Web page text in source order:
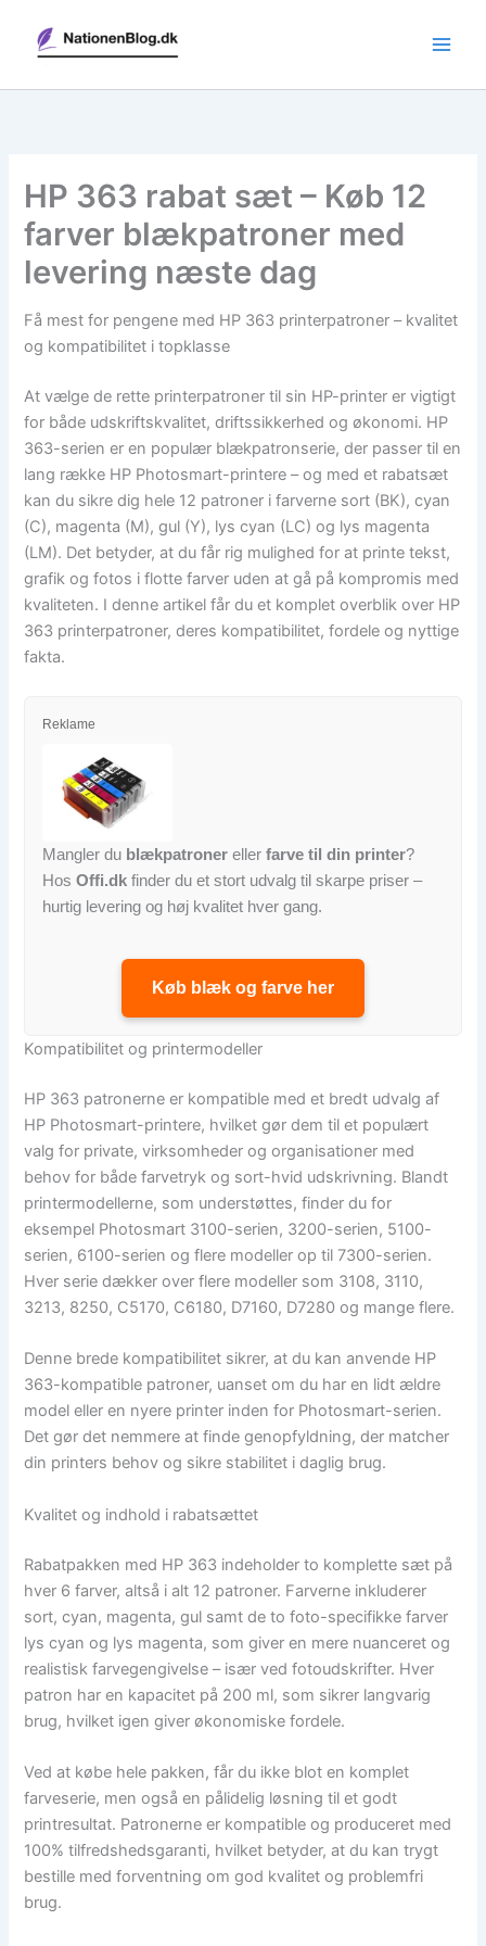
indholdet
HP 363 rabat sæt – Køb 12
farver blækpatroner med
levering næste dag
Få mest for pengene med HP 363 printerpatroner – kvalitet
og kompatibilitet i topklasse
At vælge de rette printerpatroner til sin HP-printer er vigtigt
for både udskriftskvalitet, driftssikkerhed og økonomi. HP
363-serien er en populær blækpatronserie, der passer til en
lang række HP Photosmart-printere – og med et rabatsæt
kan du sikre dig hele 12 patroner i farverne sort (BK), cyan
(C), magenta (M), gul (Y), lys cyan (LC) og lys magenta
(LM). Det betyder, at du får rig mulighed for at printe tekst,
grafik og fotos i flotte farver uden at gå på kompromis med
kvaliteten. I denne artikel får du et komplet overblik over HP
363 printerpatroner, deres kompatibilitet, fordele og nyttige
fakta.
Reklame
Mangler du blækpatroner ellerfarve til din printer?
HosOffi.dk finder du et stort udvalg til skarpe priser –
hurtig levering og høj kvalitet hver gang.
Køb blæk og farve her
Kompatibilitet og printermodeller
HP 363 patronerne er kompatible med et bredt udvalg af
HP Photosmart-printere, hvilket gør dem til et populært
valg for private, virksomheder og organisationer med
behov for både farvetryk og sort-hvid udskrivning. Blandt
printermodellerne, som understøttes, finder du for
eksempel Photosmart 3100-serien, 3200-serien, 5100-
serien, 6100-serien og flere modeller op til 7300-serien.
Hver serie dækker over flere modeller som 3108, 3110,
3213, 8250, C5170, C6180, D7160, D7280 og mange flere.
Denne brede kompatibilitet sikrer, at du kan anvende HP
363-kompatible patroner, uanset om du har en lidt ældre
model eller en nyere printer inden for Photosmart-serien.
Det gør det nemmere at finde genopfyldning, der matcher
din printers behov og sikre stabilitet i daglig brug.
Kvalitet og indhold i rabatsættet
Rabatpakken med HP 363 indeholder to komplette sæt på
hver 6 farver, altså i alt 12 patroner. Farverne inkluderer
sort, cyan, magenta, gul samt de to foto-specifikke farver
lys cyan og lys magenta, som giver en mere nuanceret og
realistisk farvegengivelse – især ved fotoudskrifter. Hver
patron har en kapacitet på 200 ml, som sikrer langvarig
brug, hvilket igen giver økonomiske fordele.
Ved at købe hele pakken, får du ikke blot en komplet
farveserie, men også en pålidelig løsning til et godt
printresultat. Patronerne er kompatible og produceret med
100% tilfredshedsgaranti, hvilket betyder, at du kan trygt
bestille med forventning om god kvalitet og problemfri
brug.